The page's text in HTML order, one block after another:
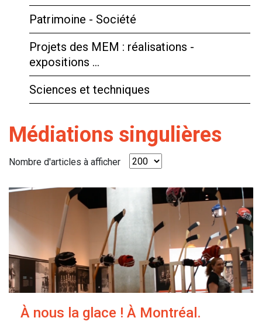
Patrimoine - Société
Projets des MEM : réalisations -
expositions …
Sciences et techniques
Médiations singulières
Nombre d'articles à afficher
À nous la glace ! À Montréal.